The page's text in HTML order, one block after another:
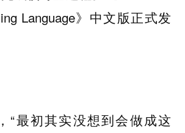
Language》中文版正式发
“最初其实没想到会做成这